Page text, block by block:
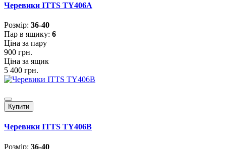
Черевики ITTS TY406A
Розмiр: 36-40
Пар в ящику: 6
Ціна за пару
900 грн.
Ціна за ящик
5 400 грн.
Купити
Черевики ITTS TY406B
Розмiр: 36-40